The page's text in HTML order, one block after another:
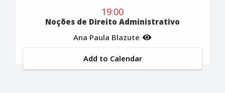
19:00
Noções de Direito Administrativo
Ana Paula Blazute
Add to Calendar